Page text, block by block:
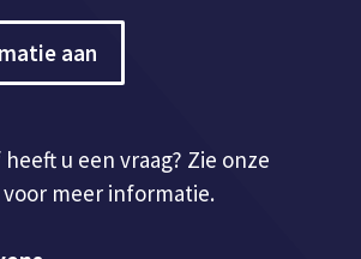
aan
u een vraag? Zie onze
voor meer informatie.